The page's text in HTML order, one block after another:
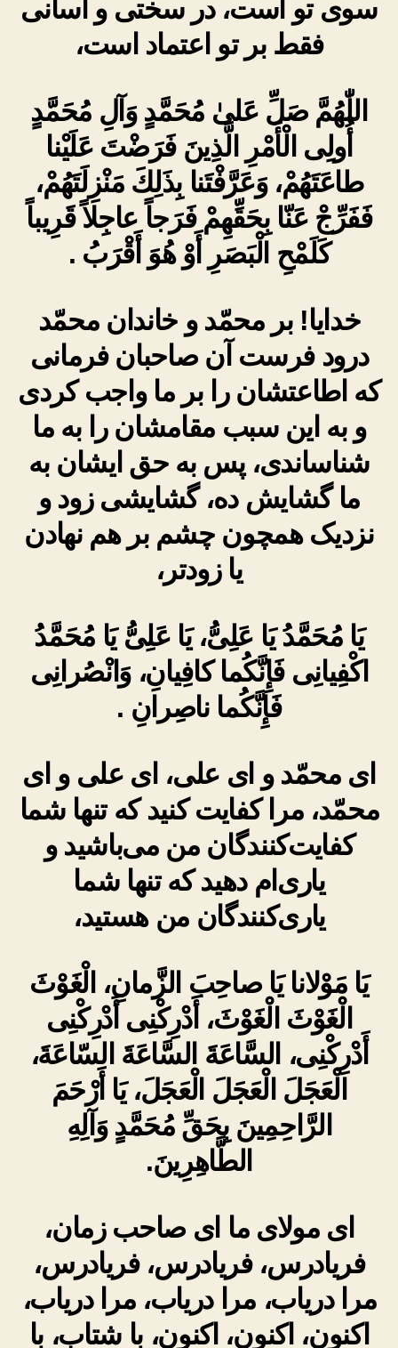
سوی تو است، در سختی و آسانی
فقط بر تو اعتماد است،
اللّٰهُمَّ صَلِّ عَلىٰ مُحَمَّدٍ وَآلِ مُحَمَّدٍ
أُولِى الْأَمْرِ الَّذِينَ فَرَضْتَ عَلَيْنا
طاعَتَهُمْ، وَعَرَّفْتَنا بِذَلِكَ مَنْزِلَتَهُمْ،
فَفَرِّجْ عَنّا بِحَقِّهِمْ فَرَجاً عاجِلاً قَرِيباً
كَلَمْحِ الْبَصَرِ أَوْ هُوَ أَقْرَبُ .
خدایا! بر محمّد و خاندان محمّد
درود فرست آن صاحبان فرمانی
که اطاعتشان را بر ما واجب کردی
و به این سبب مقامشان را به ما
شناساندی، پس به حق ایشان به
ما گشایش ده، گشایشی زود و
نزدیک همچون چشم بر هم نهادن
یا زودتر،
يَا مُحَمَّدُ يَا عَلِىُّ، يَا عَلِىُّ يَا مُحَمَّدُ
اكْفِيانِى فَإِنَّكُما كافِيانِ، وَانْصُرانِى
فَإِنَّكُما ناصِرانِ .
ای محمّد و ای علی، ای علی و ای
محمّد، مرا کفایت کنید که تنها شما
کفایت‌کنندگان من می‌باشید و
یاری‌ام دهید که تنها شما
یاری‌کنندگان من هستید،
يَا مَوْلانا يَا صاحِبَ الزَّمانِ، الْغَوْثَ
الْغَوْثَ الْغَوْثَ، أَدْرِكْنِى أَدْرِكْنِى
أَدْرِكْنِى، السَّاعَةَ السَّاعَةَ السّاعَةَ،
الْعَجَلَ الْعَجَلَ الْعَجَلَ، يَا أَرْحَمَ
الرَّاحِمِينَ بِحَقِّ مُحَمَّدٍ وَآلِهِ
الطَّاهِرِينَ.
ای مولای ما ای صاحب زمان،
فریادرس، فریادرس، فریادرس،
مرا دریاب، مرا دریاب، مرا دریاب،
اکنون، اکنون، اکنون، با شتاب، با